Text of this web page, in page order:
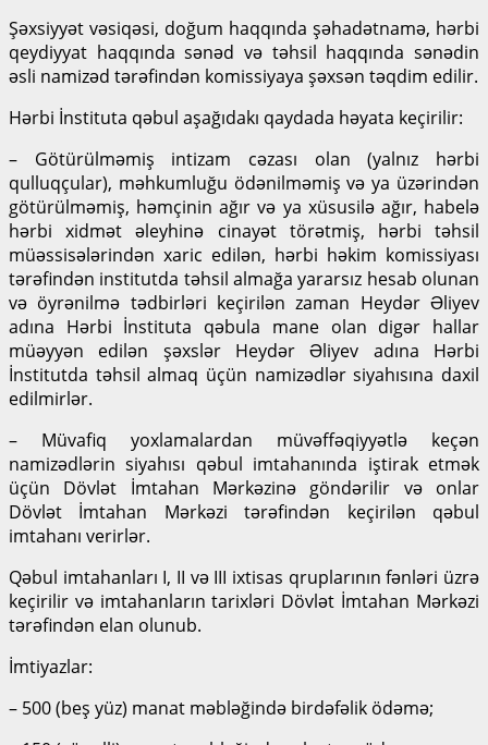
Şəxsiyyət vəsiqəsi, doğum haqqında şəhadətnamə, hərbi
qeydiyyat haqqında sənəd və təhsil haqqında sənədin
əsli namizəd tərəfindən komissiyaya şəxsən təqdim edilir.
Hərbi İnstituta qəbul aşağıdakı qaydada həyata keçirilir:
– Götürülməmiş intizam cəzası olan (yalnız hərbi
qulluqçular), məhkumluğu ödənilməmiş və ya üzərindən
götürülməmiş, həmçinin ağır və ya xüsusilə ağır, habelə
hərbi xidmət əleyhinə cinayət törətmiş, hərbi təhsil
müəssisələrindən xaric edilən, hərbi həkim komissiyası
tərəfindən institutda təhsil almağa yararsız hesab olunan
və öyrənilmə tədbirləri keçirilən zaman Heydər Əliyev
adına Hərbi İnstituta qəbula mane olan digər hallar
müəyyən edilən şəxslər Heydər Əliyev adına Hərbi
İnstitutda təhsil almaq üçün namizədlər siyahısına daxil
edilmirlər.
– Müvafiq yoxlamalardan müvəffəqiyyətlə keçən
namizədlərin siyahısı qəbul imtahanında iştirak etmək
üçün Dövlət İmtahan Mərkəzinə göndərilir və onlar
Dövlət İmtahan Mərkəzi tərəfindən keçirilən qəbul
imtahanı verirlər.
Qəbul imtahanları I, II və III ixtisas qruplarının fənləri üzrə
keçirilir və imtahanların tarixləri Dövlət İmtahan Mərkəzi
tərəfindən elan olunub.
İmtiyazlar:
– 500 (beş yüz) manat məbləğində birdəfəlik ödəmə;